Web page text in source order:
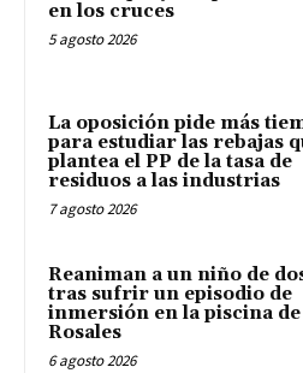
en los cruces
5 agosto 2026
La oposición pide más
para estudiar las rebajas
plantea el PP de la tasa de
residuos a las industrias
7 agosto 2026
Reaniman a un niño de
tras sufrir un episodio de
inmersión en la piscina de
Rosales
6 agosto 2026